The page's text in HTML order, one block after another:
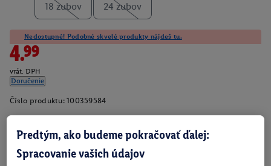
18 zubov 24 zubov
Nedostupné! Podobné skvelé produkty nájdeš tu.
4.99
vrát. DPH
Doručenie
Číslo produktu: 100359584
O produkte
Predtým, ako budeme pokračovať ďalej:
Spracovanie vašich údajov